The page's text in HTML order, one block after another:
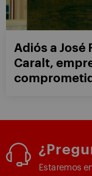
Adiós a José
Caralt,
Estaremos